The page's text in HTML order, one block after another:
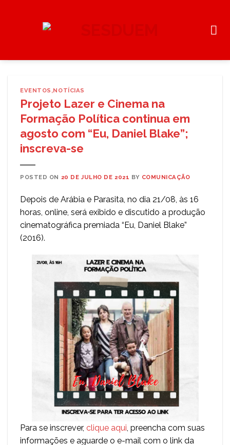
EVENTOS ,NOTÍCIAS
Projeto Lazer e Cinema na
Formação Política continua em
agosto com “Eu, Daniel Blake”;
inscreva-se
POSTED ON 20 DE JULHO DE 2021 BY COMUNICAÇÃO
Depois de Arábia e Parasita, no dia 21/08, às 16
horas, online, será exibido e discutido a produção
cinematográfica premiada “Eu, Daniel Blake”
(2016).
Para se inscrever, clique aqui, preencha com suas
informações e aguarde o e-mail com o link da